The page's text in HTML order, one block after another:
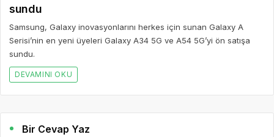
sundu
Samsung, Galaxy inovasyonlarını herkes için sunan Galaxy A
Serisi’nin en yeni üyeleri Galaxy A34 5G ve A54 5G’yi ön satışa
sundu.
DEVAMINI OKU
Bir Cevap Yaz